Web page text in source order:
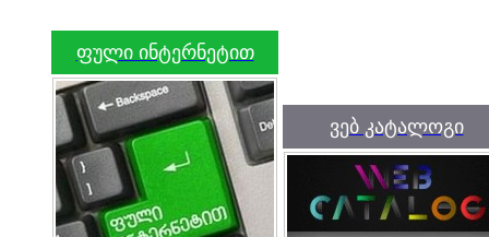
ფული ინტერნეტით
ვებ კატალოგი